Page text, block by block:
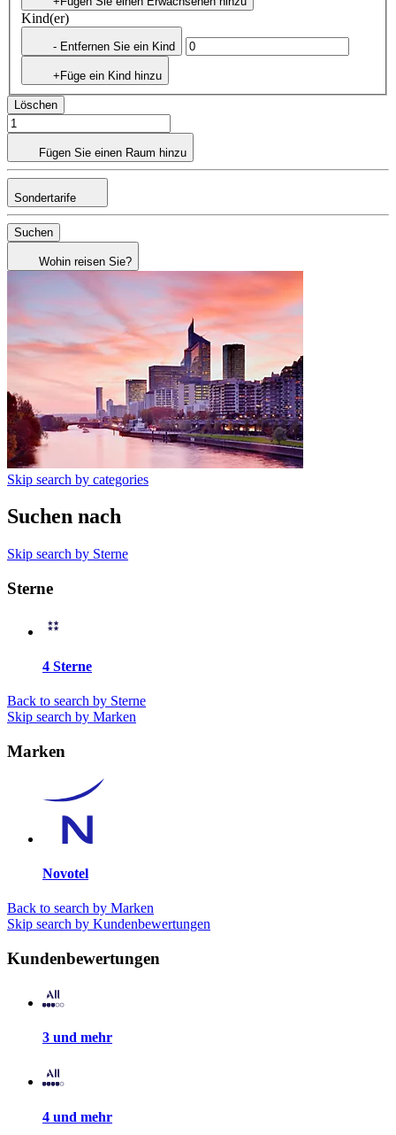
Kind(er)
- Entfernen Sie ein Kind
+Füge ein Kind hinzu
Löschen
Fügen Sie einen Raum hinzu
Sondertarife
Suchen
Wohin reisen Sie?
Skip search by categories
Suchen nach
Skip search by Sterne
Sterne
4 Sterne
Back to search by Sterne
Skip search by Marken
Marken
Novotel
Back to search by Marken
Skip search by Kundenbewertungen
Kundenbewertungen
3 und mehr
4 und mehr